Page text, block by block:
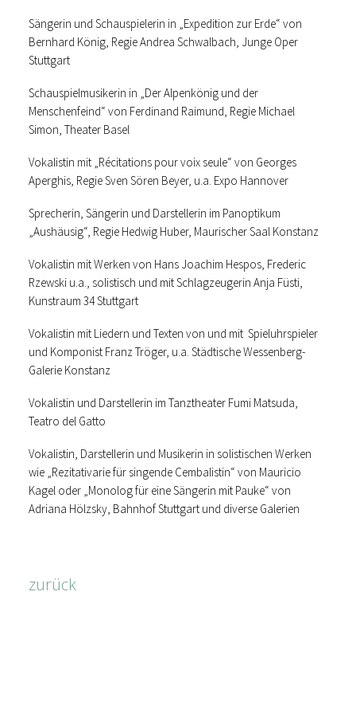
Sängerin und Schauspielerin in „Expedition zur Erde“ von
Bernhard König, Regie Andrea Schwalbach, Junge Oper
Stuttgart
Schauspielmusikerin in „Der Alpenkönig und der
Menschenfeind“ von Ferdinand Raimund, Regie Michael
Simon, Theater Basel
Vokalistin mit „Récitations pour voix seule“ von Georges
Aperghis, Regie Sven Sören Beyer, u.a. Expo Hannover
Sprecherin, Sängerin und Darstellerin im Panoptikum
„Aushäusig“, Regie Hedwig Huber, Maurischer Saal Konstanz
Vokalistin mit Werken von Hans Joachim Hespos, Frederic
Rzewski u.a., solistisch und mit Schlagzeugerin Anja Füsti,
Kunstraum 34 Stuttgart
Vokalistin mit Liedern und Texten von und mit Spieluhrspieler
und Komponist Franz Tröger, u.a. Städtische Wessenberg-
Galerie Konstanz
Vokalistin und Darstellerin im Tanztheater Fumi Matsuda,
Teatro del Gatto
Vokalistin, Darstellerin und Musikerin in solistischen Werken
wie „Rezitativarie für singende Cembalistin“ von Mauricio
Kagel oder „Monolog für eine Sängerin mit Pauke“ von
Adriana Hölzsky, Bahnhof Stuttgart und diverse Galerien
zurück